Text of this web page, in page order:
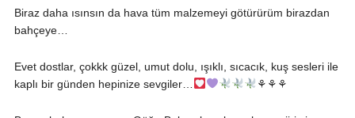
Biraz daha ısınsın da hava tüm malzemeyi götürürüm birazdan
bahçeye…
Evet dostlar, çokkk güzel, umut dolu, ışıklı, sıcacık, kuş sesleri ile
kaplı bir günden hepinize sevgiler…
⚘⚘⚘